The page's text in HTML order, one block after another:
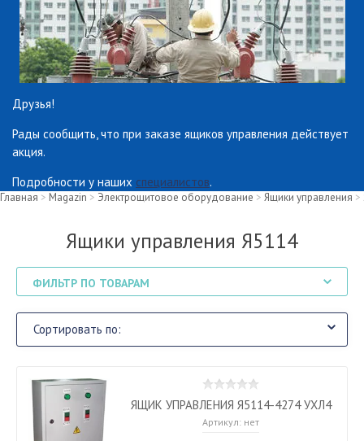
Друзья!
Рады сообщить, что при заказе ящиков управления действует
акция.
Подробности у наших специалистов.
Главная > Magazin > Электрощитовое оборудование > Ящики управления >
Ящики управления Я5114
ФИЛЬТР ПО ТОВАРАМ
Сортировать по:
ЯЩИК УПРАВЛЕНИЯ Я5114-4274 УХЛ4
Артикул: нет